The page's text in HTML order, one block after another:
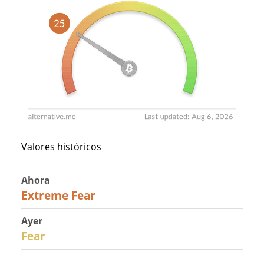
Valores históricos
Ahora
Extreme Fear
Ayer
Fear